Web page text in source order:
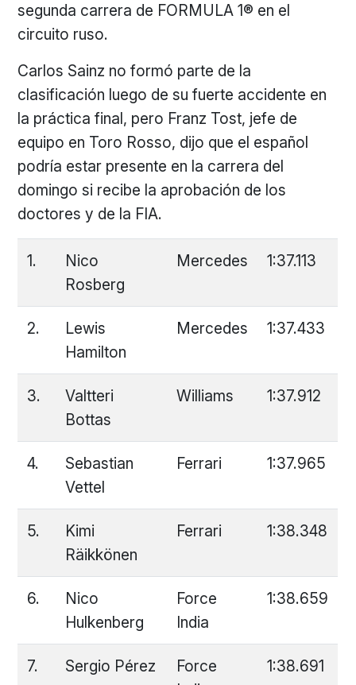
segunda carrera de FORMULA 1® en el
circuito ruso.
Carlos Sainz no formó parte de la
clasificación luego de su fuerte accidente en
la práctica final, pero Franz Tost, jefe de
equipo en Toro Rosso, dijo que el español
podría estar presente en la carrera del
domingo si recibe la aprobación de los
doctores y de la FIA.
1.
Nico
Rosberg
Mercedes 1:37.113
2.
Lewis
Hamilton
Mercedes 1:37.433
3.
Valtteri
Bottas
Williams 1:37.912
4.
Sebastian
Vettel
Ferrari 1:37.965
5.
Kimi
Räikkönen
Ferrari 1:38.348
6.
Nico
Hulkenberg
Force
India
1:38.659
7. Sergio Pérez
Force
1:38.691